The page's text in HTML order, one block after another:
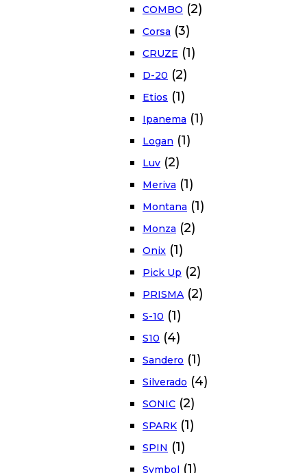
COMBO (2)
Corsa (3)
CRUZE (1)
D-20 (2)
Etios (1)
Ipanema (1)
Logan (1)
Luv (2)
Meriva (1)
Montana (1)
Monza (2)
Onix (1)
Pick Up (2)
PRISMA (2)
S-10 (1)
S10 (4)
Sandero (1)
Silverado (4)
SONIC (2)
SPARK (1)
SPIN (1)
Symbol (1)